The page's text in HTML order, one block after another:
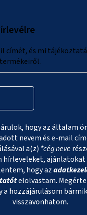
címét, és mi
hogy az általam
nevem és e-mail
a(z) *cég neve
hírleveleket, ajánlatokat
hogy az
elolvastam.
a hozzájárulásom
visszavonhatom.